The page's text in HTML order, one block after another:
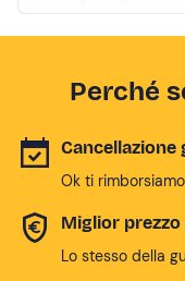
Perché
Cancellazione
Ok ti
Miglior
Lo stesso della